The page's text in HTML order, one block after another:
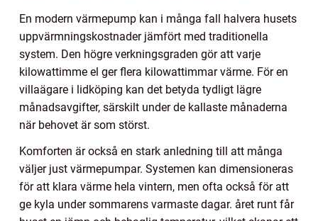
En modern värmepump kan i många fall halvera husets
uppvärmningskostnader jämfört med traditionella
system. Den högre verkningsgraden gör att varje
kilowattimme el ger flera kilowattimmar värme. För en
villaägare i lidköping kan det betyda tydligt lägre
månadsavgifter, särskilt under de kallaste månaderna
när behovet är som störst.
Komforten är också en stark anledning till att många
väljer just värmepumpar. Systemen kan dimensioneras
för att klara värme hela vintern, men ofta också för att
ge kyla under sommarens varmaste dagar. året runt får